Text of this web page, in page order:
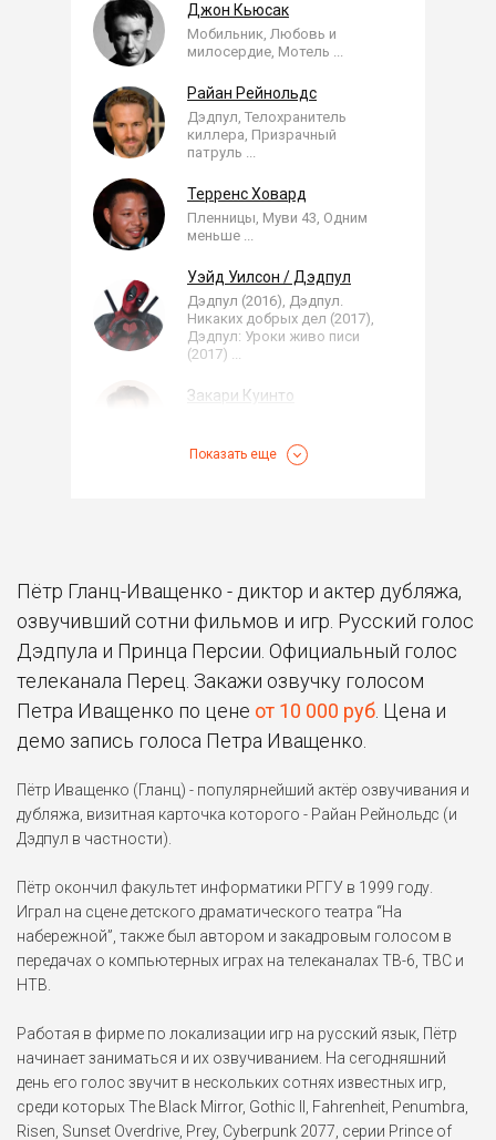
Джон Кьюсак
Мобильник, Любовь и
милосердие, Мотель ...
Райан Рейнольдс
Дэдпул, Телохранитель
киллера, Призрачный
патруль ...
Терренс Ховард
Пленницы, Муви 43, Одним
меньше ...
Уэйд Уилсон / Дэдпул
Дэдпул (2016), Дэдпул.
Никаких добрых дел (2017),
Дэдпул: Уроки живо писи
(2017) ...
Закари Куинто
Мальчишник: Часть III,
Мальчишник 2: Из Вегаса в
Бангкок, Мальчишник в
Вегасе
Джерард Батлер
Муви 43, Мужчина
нарасхват, Покорители
волн ...
Драка в блоке 99 (2017),
Между делом (2015), Кадры
Пикачу
Покемон. Детектив Пикачу
(2019)
Тедж Паркер
Лудакрис
Форсаж 8 (2017), Форсаж 7
Показать еще
Пётр Гланц-Иващенко - диктор и актер дубляжа,
озвучивший сотни фильмов и игр. Русский голос
Дэдпула и Принца Персии. Официальный голос
телеканала Перец. Закажи озвучку голосом
Петра Иващенко по цене от 10 000 руб . Цена и
демо запись голоса Петра Иващенко.
Пётр Иващенко (Гланц) - популярнейший актёр озвучивания и
дубляжа, визитная карточка которого - Райан Рейнольдс (и
Дэдпул в частности).
Пётр окончил факультет информатики РГГУ в 1999 году.
Играл на сцене детского драматического театра “На
набережной”, также был автором и закадровым голосом в
передачах о компьютерных играх на телеканалах ТВ-6, ТВС и
НТВ.
Работая в фирме по локализации игр на русский язык, Пётр
начинает заниматься и их озвучиванием. На сегодняшний
день его голос звучит в нескольких сотнях известных игр,
среди которых The Black Mirror, Gothic II, Fahrenheit, Penumbra,
Risen, Sunset Overdrive, Prey, Cyberpunk 2077, серии Prince of